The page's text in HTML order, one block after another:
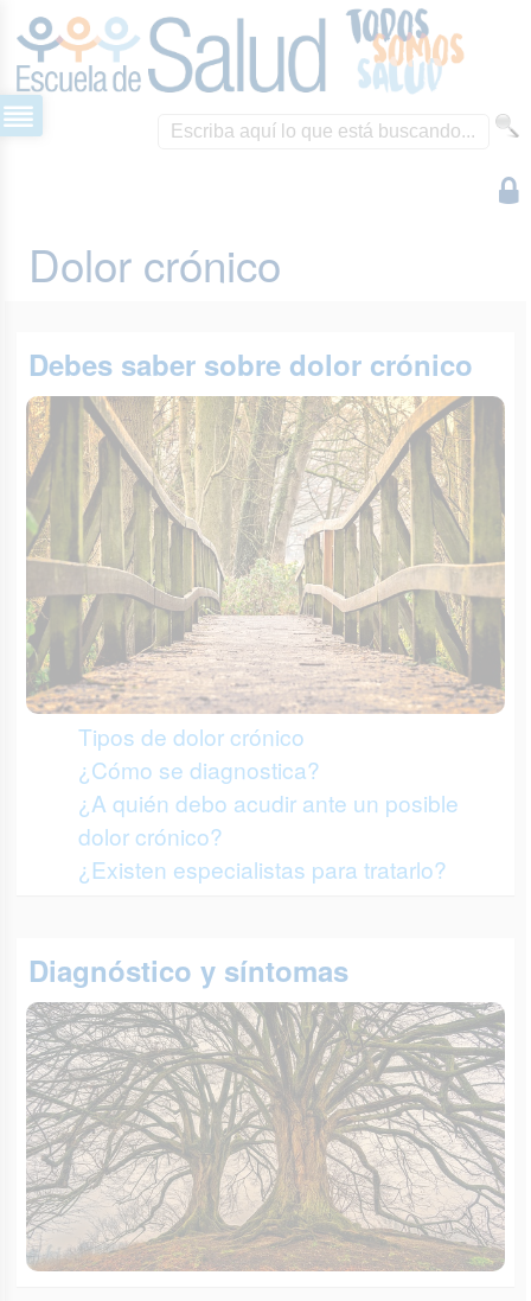
Dolor crónico
Debes saber sobre dolor crónico
Tipos de dolor crónico
¿Cómo se diagnostica?
¿A quién debo acudir ante un posible
dolor crónico?
¿Existen especialistas para tratarlo?
Diagnóstico y síntomas